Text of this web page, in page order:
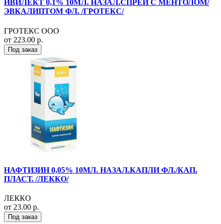
ИВИЛЕКТ 0,1% 10МЛ. НАЗАЛ.СПРЕЙ С МЕНТОЛОМ/
ЭВКАЛИПТОМ ФЛ. /ГРОТЕКС/
ГРОТЕКС ООО
от 223.00 р.
Под заказ
НАФТИЗИН 0,05% 10МЛ. НАЗАЛ.КАПЛИ ФЛ./КАП.
ПЛАСТ. /ЛЕККО/
ЛЕККО
от 23.00 р.
Под заказ